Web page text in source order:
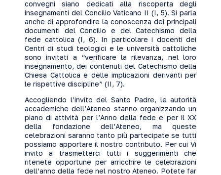
convegni siano dedicati alla riscoperta degli
insegnamenti del Concilio Vaticano II (I, 5). Si parla
anche di approfondire la conoscenza dei principali
documenti del Concilio e del Catechismo della
fede cattolica (I, 6). In particolare i docenti dei
Centri di studi teologici e le università cattoliche
sono invitati a “verificare la rilevanza, nel loro
insegnamento, dei contenuti del Catechismo della
Chiesa Cattolica e delle implicazioni derivanti per
le rispettive discipline” (II, 7).
Accogliendo l’invito del Santo Padre, le autorità
accademiche dell’Ateneo stanno organizzando un
piano di attività per l’Anno della fede e per il XX
della fondazione dell’Ateneo, ma queste
celebrazioni saranno tanto più partecipate se tutti
possiamo apportare il nostro contributo. Per cui Vi
invito a trasmetterci tutti i suggerimenti che
ritenete opportune per arricchire le celebrazioni
dell’anno della fede nel nostro Ateneo. Potete far